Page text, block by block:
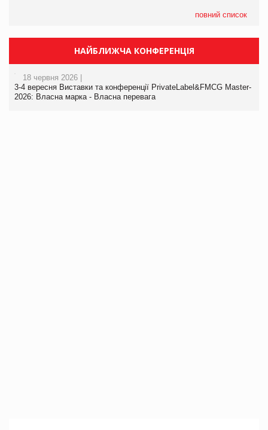
повний список
НАЙБЛИЖЧА КОНФЕРЕНЦІЯ
18 червня 2026 |
3-4 вересня Виставки та конференції PrivateLabel&FMCG Master-
2026: Власна марка - Власна перевага